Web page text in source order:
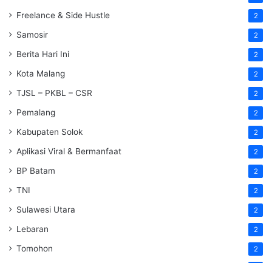
Freelance & Side Hustle 2
Samosir 2
Berita Hari Ini 2
Kota Malang 2
TJSL – PKBL – CSR 2
Pemalang 2
Kabupaten Solok 2
Aplikasi Viral & Bermanfaat 2
BP Batam 2
TNI 2
Sulawesi Utara 2
Lebaran 2
Tomohon 2